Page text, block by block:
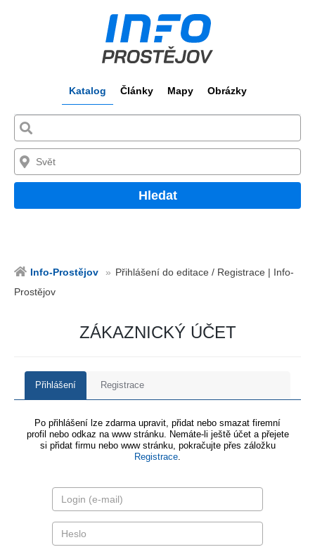
Katalog Články Mapy Obrázky
Hledat
Info-Prostějov
Přihlášení do editace / Registrace | Info-
Prostějov
ZÁKAZNICKÝ ÚČET
Přihlášení Registrace
Po přihlášení lze zdarma upravit, přidat nebo smazat firemní
profil nebo odkaz na www stránku. Nemáte-li ještě účet a přejete
si přidat firmu nebo www stránku, pokračujte přes záložku
Registrace.